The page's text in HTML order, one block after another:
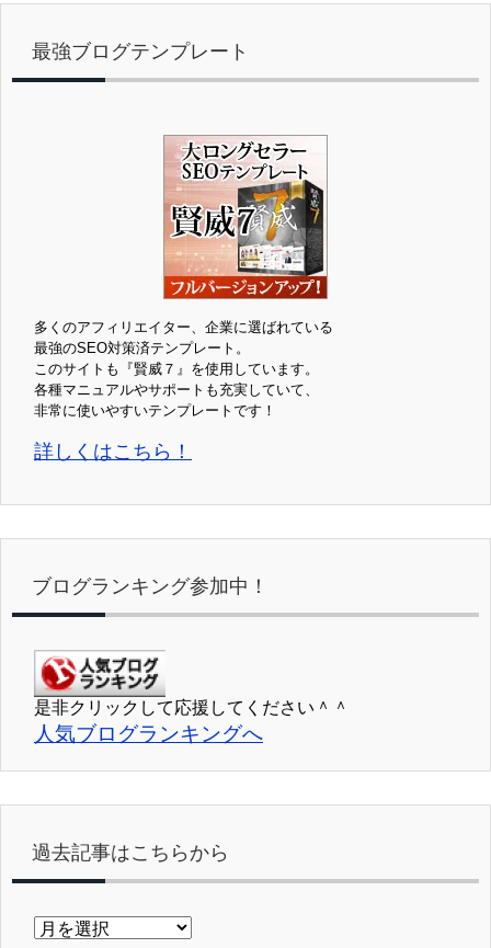
最強ブログテンプレート
多くのアフィリエイター、企業に選ばれている
最強のSEO対策済テンプレート。
このサイトも『賢威７』を使用しています。
各種マニュアルやサポートも充実していて、
非常に使いやすいテンプレートです！
詳しくはこちら！
ブログランキング参加中！
是非クリックして応援してください＾＾
人気ブログランキングへ
過去記事はこちらから
過